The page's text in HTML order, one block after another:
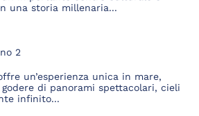
una storia millenaria...
2
un’esperienza unica in mare,
di panorami spettacolari, cieli
infinito...